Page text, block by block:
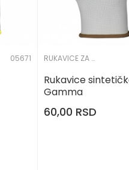
05671 RUKAVICE ZA PRECIZNE RADOVE
Rukavice
Gamma
60,00 RSD